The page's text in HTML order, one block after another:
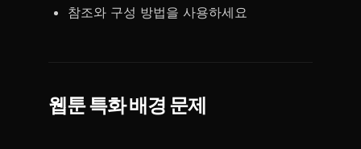
참조와 구성 방법을 사용하세요
웹툰 특화 배경 문제